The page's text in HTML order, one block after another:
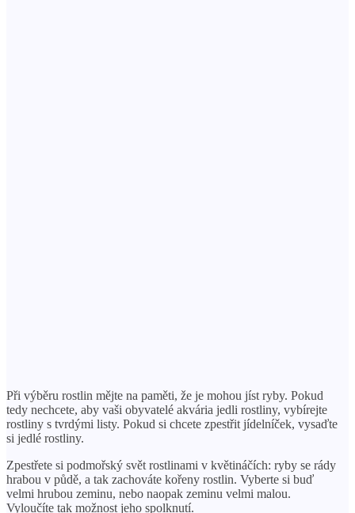
Při výběru rostlin mějte na paměti, že je mohou jíst ryby. Pokud
tedy nechcete, aby vaši obyvatelé akvária jedli rostliny, vybírejte
rostliny s tvrdými listy. Pokud si chcete zpestřit jídelníček, vysaďte
si jedlé rostliny.
Zpestřete si podmořský svět rostlinami v květináčích: ryby se rády
hrabou v půdě, a tak zachováte kořeny rostlin. Vyberte si buď
velmi hrubou zeminu, nebo naopak zeminu velmi malou.
Vyloučíte tak možnost jeho spolknutí.